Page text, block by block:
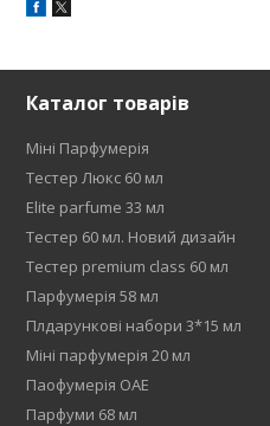
Каталог товарів
Міні Парфумерія
Тестер Люкс 60 мл
Elite parfume 33 мл
Тестер 60 мл. Новий дизайн
Тестер premium class 60 мл
Парфумерія 58 мл
Плдарункові набори 3*15 мл
Міні парфумерія 20 мл
Паофумерія ОАЕ
Парфуми 68 мл